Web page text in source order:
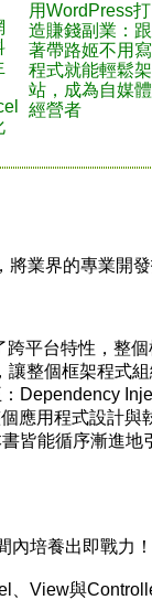
用WordPress打
造賺錢副業：跟
著帶路姬不用寫
程式就能輕鬆架
站，成為自媒體
經營者
業界的專業開發
平台特性，整個
整個框架程式
Dependency
應用程式設計與
皆能循序漸進地
培養出即戰力！
View與